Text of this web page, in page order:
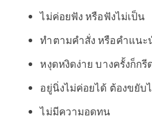
ไม่ค่อยฟัง หรือฟังไม่เป็น
ทำตามคำสั่ง หรือคำแนะ
หงุดหงิดง่าย บางครั้งก็กรี
อยู่นิ่งไม่ค่อยได้ ต้องขยับ
ไม่มีความอดทน